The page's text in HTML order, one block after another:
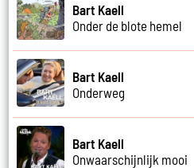
Bart Kaell
Onder de blote hemel
Bart Kaell
Onderweg
Bart Kaell
Onwaarschijnlijk mooi